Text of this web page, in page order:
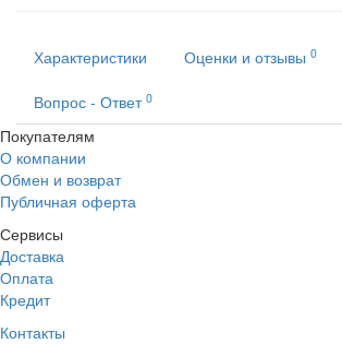
Характеристики Оценки и отзывы 0
Вопрос - Ответ 0
Покупателям
О компании
Обмен и возврат
Публичная оферта
Сервисы
Доставка
Оплата
Кредит
Контакты